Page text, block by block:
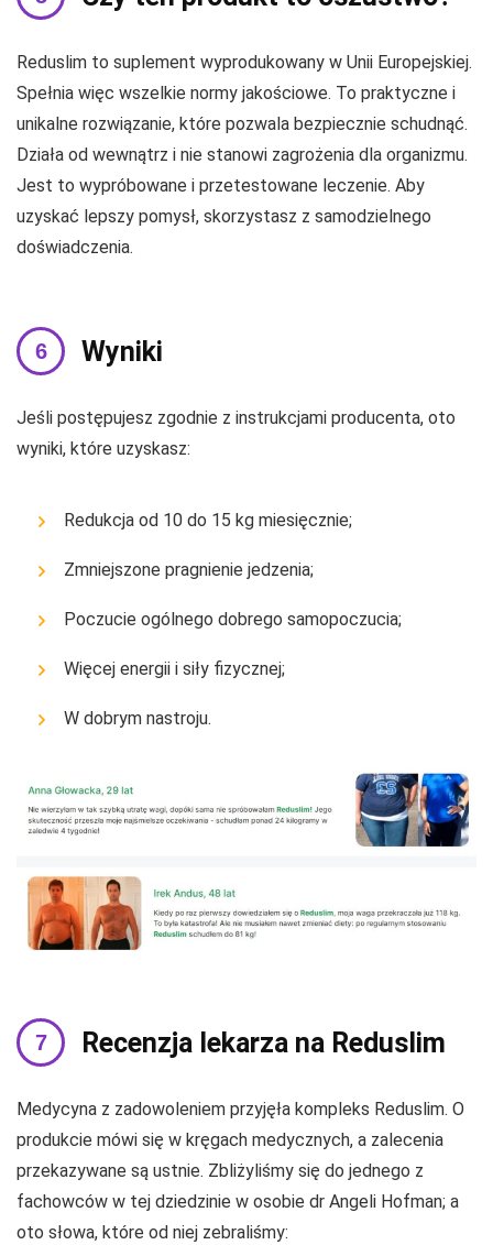
Reduslim to suplement wyprodukowany w Unii Europejskiej.
Spełnia więc wszelkie normy jakościowe. To praktyczne i
unikalne rozwiązanie, które pozwala bezpiecznie schudnąć.
Działa od wewnątrz i nie stanowi zagrożenia dla organizmu.
Jest to wypróbowane i przetestowane leczenie. Aby
uzyskać lepszy pomysł, skorzystasz z samodzielnego
doświadczenia.
Wyniki
Jeśli postępujesz zgodnie z instrukcjami producenta, oto
wyniki, które uzyskasz:
Redukcja od 10 do 15 kg miesięcznie;
Zmniejszone pragnienie jedzenia;
Poczucie ogólnego dobrego samopoczucia;
Więcej energii i siły fizycznej;
W dobrym nastroju.
Recenzja lekarza na Reduslim
Medycyna z zadowoleniem przyjęła kompleks Reduslim. O
produkcie mówi się w kręgach medycznych, a zalecenia
przekazywane są ustnie. Zbliżyliśmy się do jednego z
fachowców w tej dziedzinie w osobie dr Angeli Hofman; a
oto słowa, które od niej zebraliśmy: